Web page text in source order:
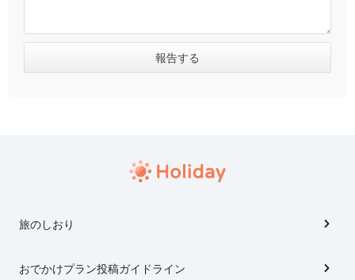
旅のしおり
おでかけプラン投稿ガイドライン